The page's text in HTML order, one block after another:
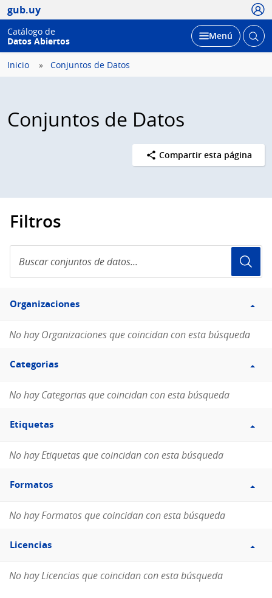
gub.uy
Catálogo de
Datos Abiertos
Desplegar
Menú Abrir
Inicio Conjuntos de Datos
Conjuntos de Datos
Compartir esta página
Filtros
conjuntos
de
Filtro
Organizaciones
Organizaciones
No hay Organizaciones que coincidan con esta búsqueda
Filtro
Categorias
Categorias
No hay Categorias que coincidan con esta búsqueda
Filtro
Etiquetas
Etiquetas
No hay Etiquetas que coincidan con esta búsqueda
Filtro
Formatos
Formatos
No hay Formatos que coincidan con esta búsqueda
Filtro
Licencias
Licencias
No hay Licencias que coincidan con esta búsqueda